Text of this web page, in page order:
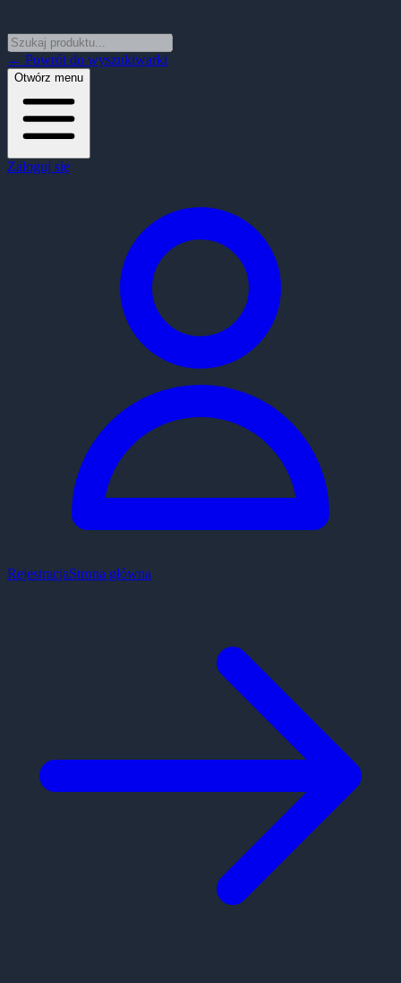
← Powrót do wyszukiwarki
Otwórz menu
Zaloguj się
RejestracjaStrona główna